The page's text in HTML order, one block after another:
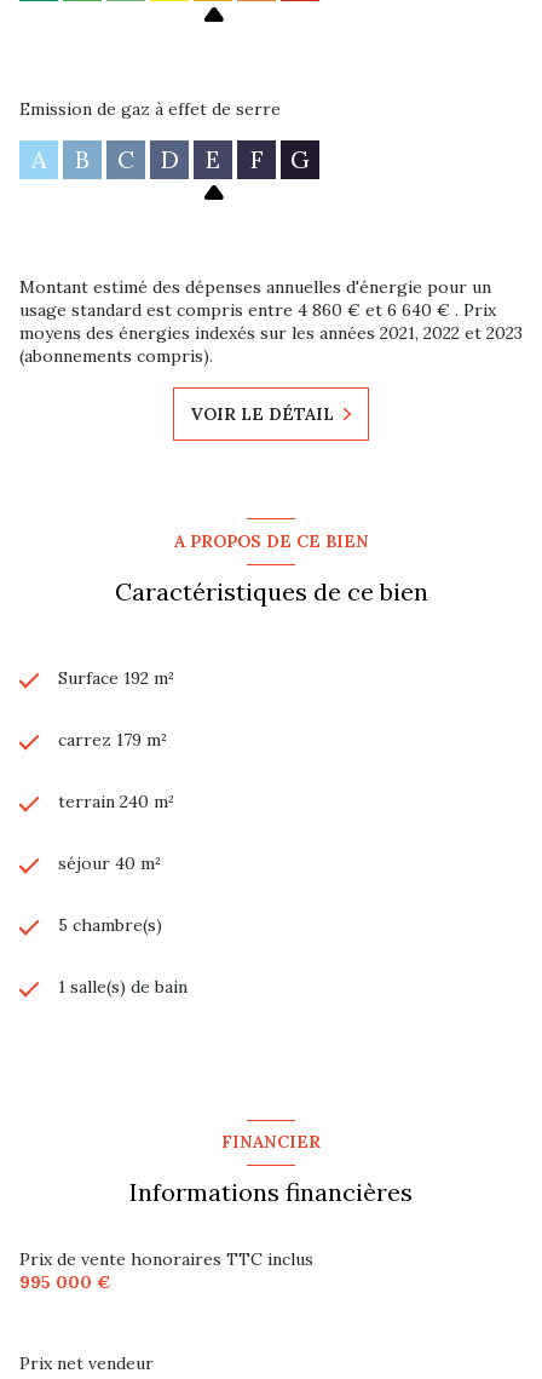
Emission de gaz à effet de serre
A B C D E F G
Montant estimé des dépenses annuelles d'énergie pour un
usage standard est compris entre 4 860 € et 6 640 € . Prix
moyens des énergies indexés sur les années 2021, 2022 et 2023
(abonnements compris).
VOIR LE DÉTAIL
A PROPOS DE CE BIEN
Caractéristiques de ce bien
Surface 192 m²
carrez 179 m²
terrain 240 m²
séjour 40 m²
5 chambre(s)
1 salle(s) de bain
cuisine séparée (équipée)
2 niveau(x)
FINANCIER
Informations financières
Prix de vente honoraires TTC inclus
995 000 €
Prix net vendeur